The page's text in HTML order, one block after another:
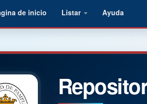
de inicio Listar Ayuda